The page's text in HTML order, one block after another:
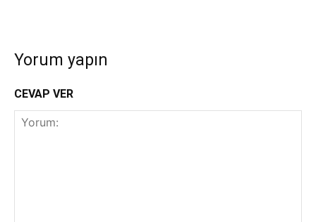
Yorum yapın
CEVAP VER